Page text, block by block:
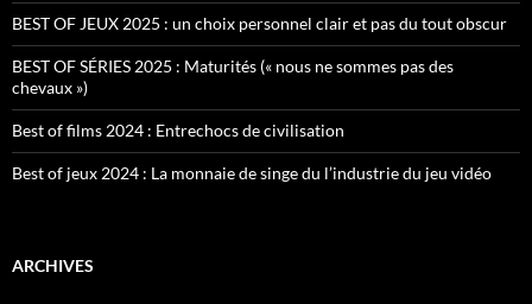
BEST OF JEUX 2025 : un choix personnel clair et pas du tout obscur
BEST OF SÉRIES 2025 : Maturités (« nous ne sommes pas des
chevaux »)
Best of films 2024 : Entrechocs de civilisation
Best of jeux 2024 : La monnaie de singe du l’industrie du jeu vidéo
ARCHIVES